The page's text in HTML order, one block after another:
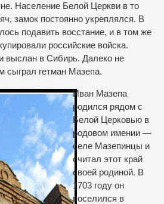
Население Белой Церкви в то
замок постоянно укреплялся. В
подавить восстание, и в том же
российские войска.
выслан в Сибирь. Далеко не
сыграл гетман Мазепа.
Иван Мазепа
родился рядом с
Белой Церковью в
родовом имении —
селе Мазепинцы и
считал этот край
своей родиной. В
1703 году он
поселился в